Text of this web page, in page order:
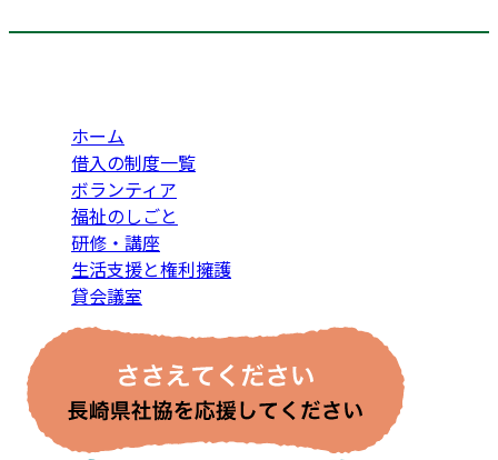
ホーム
借入の制度一覧
ボランティア
福祉のしごと
研修・講座
生活支援と権利擁護
貸会議室